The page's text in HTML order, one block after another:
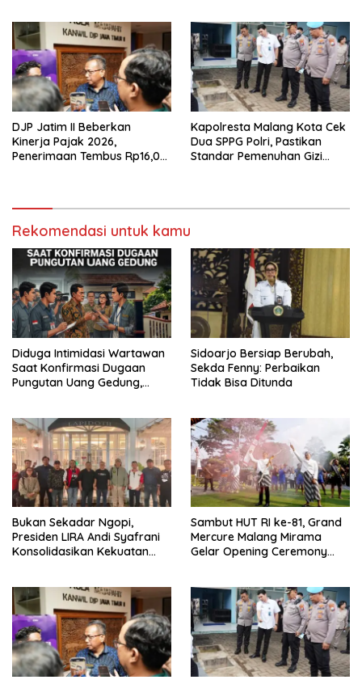
DJP Jatim II Beberkan
Kinerja Pajak 2026,
Penerimaan Tembus Rp16,08
Kapolresta Malang Kota Cek
Dua SPPG Polri, Pastikan
Standar Pemenuhan Gizi
Rekomendasi untuk kamu
Diduga Intimidasi Wartawan
Saat Konfirmasi Dugaan
Pungutan Uang Gedung,
Buka suara
Sidoarjo Bersiap Berubah,
Sekda Fenny: Perbaikan
Tidak Bisa Ditunda
Bukan Sekadar Ngopi,
Presiden LIRA Andi Syafrani
Konsolidasikan Kekuatan
Sambut HUT RI ke-81, Grand
Mercure Malang Mirama
Gelar Opening Ceremony